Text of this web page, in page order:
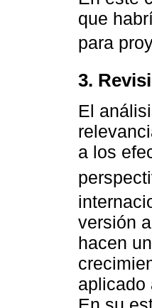
que
para
3.
El
a los
versión
hacen
aplicado